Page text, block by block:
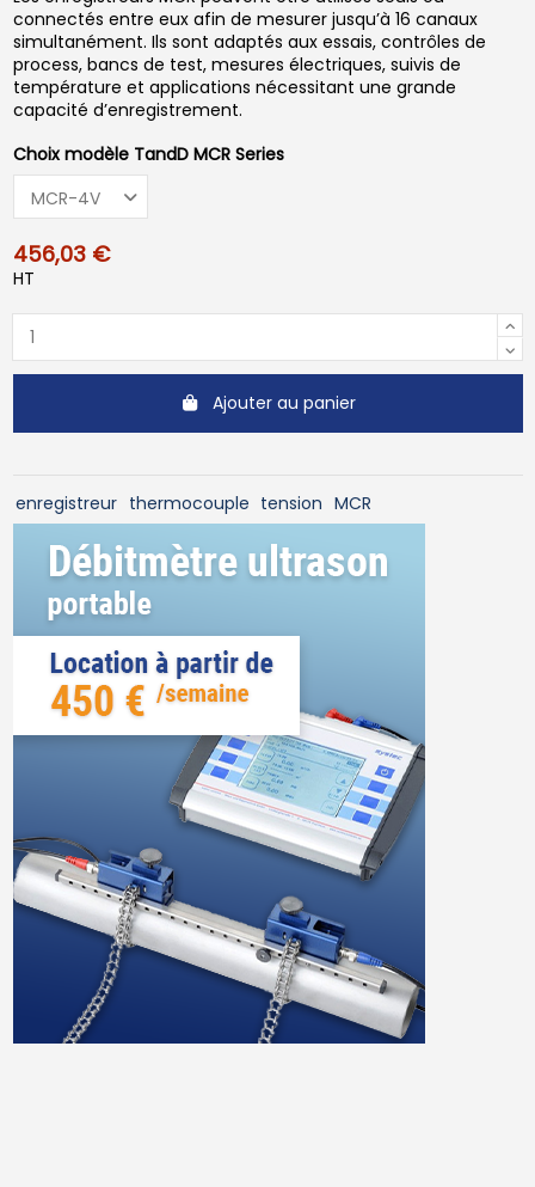
connectés entre eux afin de mesurer jusqu’à 16 canaux
simultanément. Ils sont adaptés aux essais, contrôles de
process, bancs de test, mesures électriques, suivis de
température et applications nécessitant une grande
capacité d’enregistrement.
Choix modèle TandD MCR Series
456,03 €
HT
Ajouter au panier
enregistreur thermocouple tension MCR